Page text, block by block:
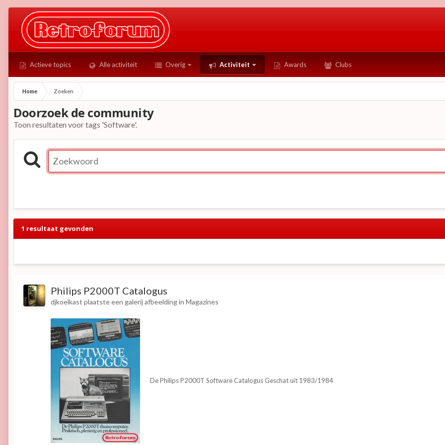
Actieve topics Alle activiteit Overig Activiteit Awards Clubs
Home Zoeken
Doorzoek de community
Toon resultaten voor tags 'Software'.
1 resultaat gevonden
Philips P2000T Catalogus
djkoelkast plaatste een galerij afbeelding in Magazines
De Philips P2000T Software Catalogus Geschat uit 1983/1984